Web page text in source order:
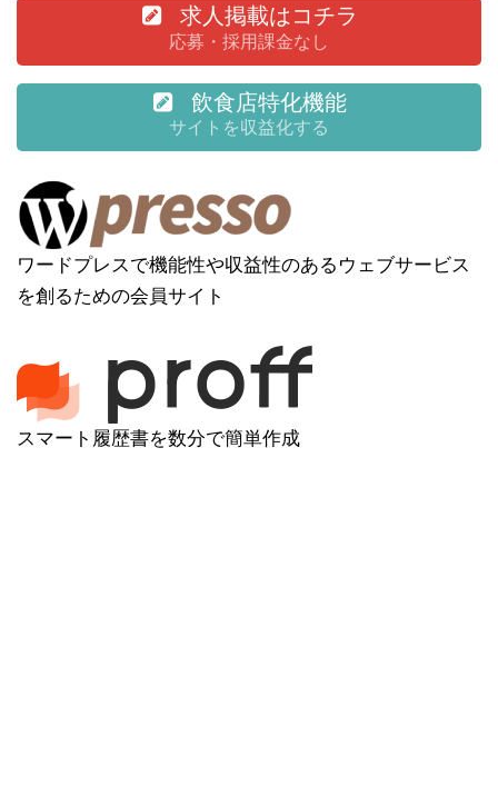
求人掲載はコチラ
応募・採用課金なし
飲食店特化機能
サイトを収益化する
ワードプレスで機能性や収益性のあるウェブサービス
を創るための会員サイト
スマート履歴書を数分で簡単作成